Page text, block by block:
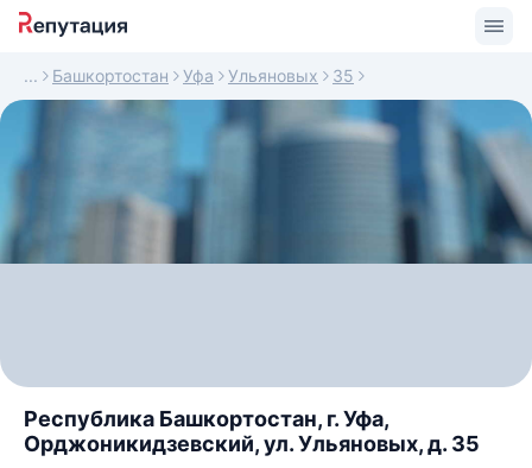
Башкортостан Уфа Ульяновых 35
Республика Башкортостан, г. Уфа,
Орджоникидзевский, ул. Ульяновых, д. 35